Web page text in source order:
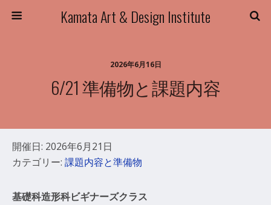
Kamata Art & Design Institute
2026年6月16日
6/21 準備物と課題内容
開催日: 2026年6月21日
カテゴリー: 課題内容と準備物
基礎科造形科ビギナーズクラス